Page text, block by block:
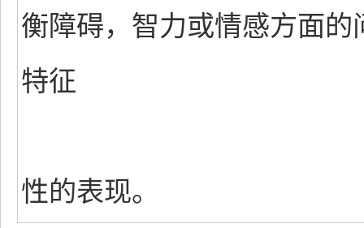
衡障碍，智力或情感方面
特征
性的表现。